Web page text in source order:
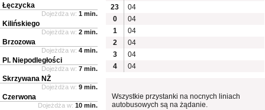
23
04
0
04
1
04
2
04
3
04
4
04
Wszystkie przystanki na nocnych liniach
autobusowych są na żądanie.
Łęczycka
Dojeżdża w: 1 min.
Kilińskiego
Dojeżdża w: 2 min.
Brzozowa
Dojeżdża w: 4 min.
Pl. Niepodległości
Dojeżdża w: 7 min.
Skrzywana NŻ
Dojeżdża w: 9 min.
Czerwona
Dojeżdża w: 10 min.